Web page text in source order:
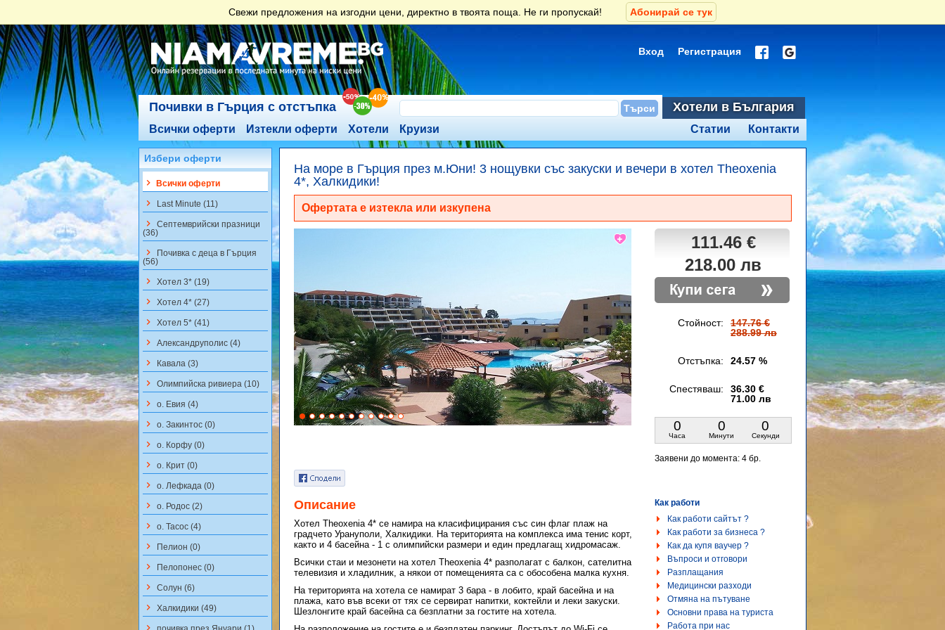
Свежи предложения на изгодни цени, директно в твоята поща. Не ги пропускай! Абонирай се тук
Вход Регистрация
Почивки в Гърция с отстъпка Хотели в България
Всички оферти Изтекли оферти Хотели Круизи Контакти
Статии
На море в Гърция през м.Юни! 3 нощувки със закуски и вечери в хотел Theoxenia
4*, Халкидики!
Офертата е изтекла или изкупена
111.46 €
218.00 лв
Стойност:
147.76 €
288.99 лв
Отстъпка: 24.57 %
Спестяваш:
36.30 €
71.00 лв
0
Часа
0
Минути
0
Секунди
Заявени до момента: 4 бр.
Описание
Хотел Theoxenia 4* се намира на класифицирания със син флаг плаж на
градчето Урануполи, Халкидики. На територията на комплекса има тенис корт,
както и 4 басейна - 1 с олимпийски размери и един предлагащ хидромасаж.
Всички стаи и мезонети нахотел Theoxenia 4* разполагат с балкон, сателитна
телевизия и хладилник, а някои от помещенията са с обособена малка кухня.
На територията на хотела се намират 3 бара - в лобито, край басейна и на
плажа, като във всеки от тях се сервират напитки, коктейли и леки закуски.
Шезлонгите край басейна са безплатни за гостите на хотела.
Как работи
Как работи сайтът ?
Как работи за бизнеса ?
Как да купя ваучер ?
Въпроси и отговори
Разплащания
Медицински разходи
Отмяна на пътуване
Основни права на туриста
Работа при нас
Избери оферти
keyboard_arrow_right Всички оферти
keyboard_arrow_right Last Minute (11)
keyboard_arrow_right Септемврийски празници
(36)
keyboard_arrow_right
Почивка с деца в Гърция
(56)
keyboard_arrow_right Хотел 3* (19)
keyboard_arrow_right Хотел 4* (27)
keyboard_arrow_right Хотел 5* (41)
keyboard_arrow_right Aлександруполис (4)
keyboard_arrow_right Кавала (3)
keyboard_arrow_right Олимпийска ривиера (10)
keyboard_arrow_right о. Евия (4)
keyboard_arrow_right о. Закинтос (0)
keyboard_arrow_right о. Корфу (0)
keyboard_arrow_right о. Крит (0)
keyboard_arrow_right о. Лефкада (0)
keyboard_arrow_right о. Родос (2)
keyboard_arrow_right о. Тасос (4)
keyboard_arrow_right Пелион (0)
keyboard_arrow_right Пелопонес (0)
keyboard_arrow_right Солун (6)
keyboard_arrow_right Халкидики (49)